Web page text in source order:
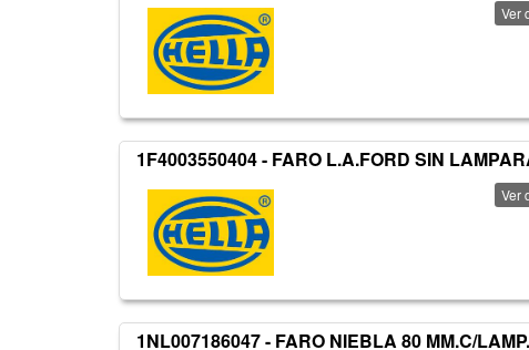
Ver
1F4003550404 - FARO L.A.FORD SIN
Ver
1NL007186047 - FARO NIEBLA 80 MM.C/